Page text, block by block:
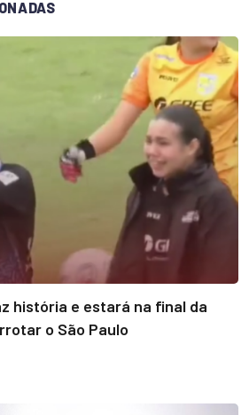
história e estará na final da
o São Paulo